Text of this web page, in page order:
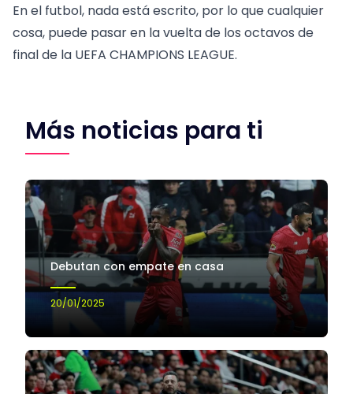
En el futbol, nada está escrito, por lo que cualquier
cosa, puede pasar en la vuelta de los octavos de
final de la UEFA CHAMPIONS LEAGUE.
Más noticias para ti
Debutan con empate en casa
20/01/2025